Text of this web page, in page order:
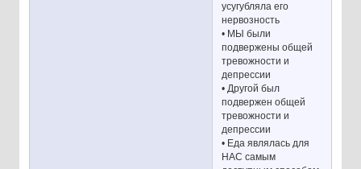
усугубляла его
нервозность
• МЫ были
подвержены общей
тревожности и
депрессии
• Другой был
подвержен общей
тревожности и
депрессии
• Еда являлась для
НАС самым